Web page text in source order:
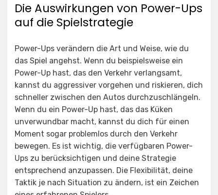
Die Auswirkungen von Power-Ups
auf die Spielstrategie
Power-Ups verändern die Art und Weise, wie du
das Spiel angehst. Wenn du beispielsweise ein
Power-Up hast, das den Verkehr verlangsamt,
kannst du aggressiver vorgehen und riskieren, dich
schneller zwischen den Autos durchzuschlängeln.
Wenn du ein Power-Up hast, das das Küken
unverwundbar macht, kannst du dich für einen
Moment sogar problemlos durch den Verkehr
bewegen. Es ist wichtig, die verfügbaren Power-
Ups zu berücksichtigen und deine Strategie
entsprechend anzupassen. Die Flexibilität, deine
Taktik je nach Situation zu ändern, ist ein Zeichen